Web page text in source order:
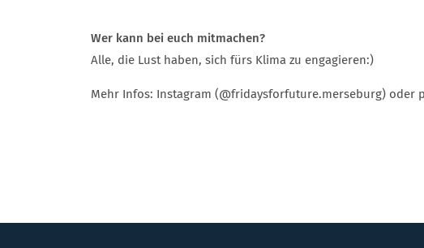
Wer kann bei euch mitmachen?
Alle, die Lust haben, sich fürs Klima zu engagieren:)
Mehr Infos: Instagram (@fridaysforfuture.merseburg) oder